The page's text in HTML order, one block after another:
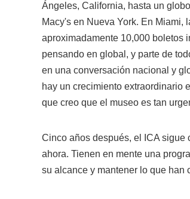
Ángeles, California, hasta un
Macy's en Nueva York. En
aproximadamente 10,000 boletos
pensando en global, y parte de
en una conversación nacional y
hay un crecimiento extraordinario
que creo que el museo es tan
Cinco años después, el ICA sigue
ahora. Tienen en mente una
su alcance y mantener lo que han